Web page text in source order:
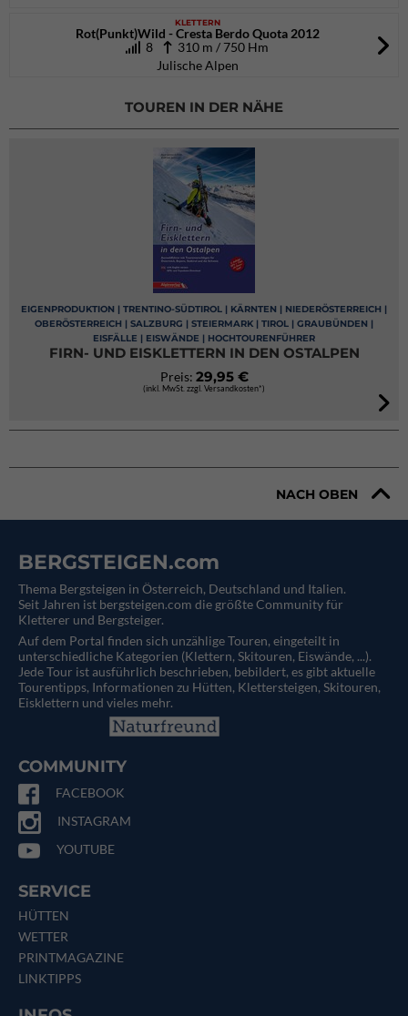
KLETTERN
Rot(Punkt)Wild - Cresta Berdo Quota 2012
8
310 m / 750 Hm
Julische Alpen
TOUREN IN DER NÄHE
EIGENPRODUKTION | TRENTINO-SÜDTIROL | KÄRNTEN | NIEDERÖSTERREICH |
OBERÖSTERREICH | SALZBURG | STEIERMARK | TIROL | GRAUBÜNDEN |
EISFÄLLE | EISWÄNDE | HOCHTOURENFÜHRER
FIRN- UND EISKLETTERN IN DEN OSTALPEN
Preis: 29,95 €
(inkl. MwSt. zzgl. Versandkosten*)
NACH OBEN
BERGSTEIGEN.com
Thema Bergsteigen in Österreich, Deutschland und Italien.
Seit Jahren ist bergsteigen.com die größte Community für
Kletterer und Bergsteiger.
Auf dem Portal finden sich unzählige Touren, eingeteilt in
unterschiedliche Kategorien (Klettern, Skitouren, Eiswände, ...).
Jede Tour ist ausführlich beschrieben, bebildert, es gibt aktuelle
Tourentipps, Informationen zu Hütten, Klettersteigen, Skitouren,
Eisklettern und vieles mehr.
COMMUNITY
FACEBOOK
INSTAGRAM
YOUTUBE
SERVICE
HÜTTEN
WETTER
PRINTMAGAZINE
LINKTIPPS